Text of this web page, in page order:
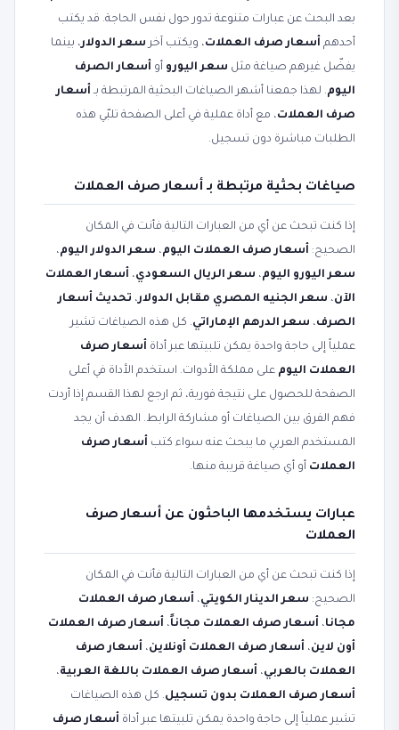
بعد البحث عن عبارات متنوعة تدور حول نفس الحاجة. قد يكتب
أحدهم أسعار صرف العملات، ويكتب آخر سعر الدولار، بينما
يفضّل غيرهم صياغة مثل سعر اليورو أو أسعار الصرف
اليوم. لهذا جمعنا أشهر الصياغات البحثية المرتبطة بـ أسعار
صرف العملات، مع أداة عملية في أعلى الصفحة تلبّي هذه
الطلبات مباشرة دون تسجيل.
صياغات بحثية مرتبطة بـ أسعار صرف العملات
إذا كنت تبحث عن أي من العبارات التالية فأنت في المكان
الصحيح: أسعار صرف العملات اليوم، سعر الدولار اليوم،
سعر اليورو اليوم، سعر الريال السعودي، أسعار العملات
الآن، سعر الجنيه المصري مقابل الدولار، تحديث أسعار
الصرف، سعر الدرهم الإماراتي. كل هذه الصياغات تشير
عملياً إلى حاجة واحدة يمكن تلبيتها عبر أداة أسعار صرف
العملات اليوم على مملكة الأدوات. استخدم الأداة في أعلى
الصفحة للحصول على نتيجة فورية، ثم ارجع لهذا القسم إذا أردت
فهم الفرق بين الصياغات أو مشاركة الرابط. الهدف أن يجد
المستخدم العربي ما يبحث عنه سواء كتب أسعار صرف
العملات أو أي صياغة قريبة منها.
عبارات يستخدمها الباحثون عن أسعار صرف
العملات
إذا كنت تبحث عن أي من العبارات التالية فأنت في المكان
الصحيح: سعر الدينار الكويتي، أسعار صرف العملات
مجانا، أسعار صرف العملات مجاناً، أسعار صرف العملات
أون لاين، أسعار صرف العملات أونلاين، أسعار صرف
العملات بالعربي، أسعار صرف العملات باللغة العربية،
أسعار صرف العملات بدون تسجيل. كل هذه الصياغات
تشير عملياً إلى حاجة واحدة يمكن تلبيتها عبر أداة أسعار صرف